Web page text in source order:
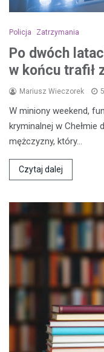
Policja Zatrzymania
Po dwóch
w końcu trafił
Mariusz Wieczorek
W miniony weekend,
kryminalnej w
mężczyzny, który…
Czytaj dalej